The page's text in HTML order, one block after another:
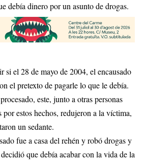
debía dinero por un asunto de drogas.
si el 28 de mayo de 2004, el encausado
el pretexto de pagarle lo que le debía.
este, junto a otras personas
estos hechos, redujeron a la víctima,
un sedante.
fue a casa del rehén y robó drogas y
que debía acabar con la vida de la